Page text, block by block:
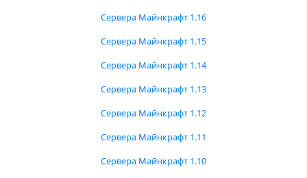
Сервера Майнкрафт 1.16
Сервера Майнкрафт 1.15
Сервера Майнкрафт 1.14
Сервера Майнкрафт 1.13
Сервера Майнкрафт 1.12
Сервера Майнкрафт 1.11
Сервера Майнкрафт 1.10